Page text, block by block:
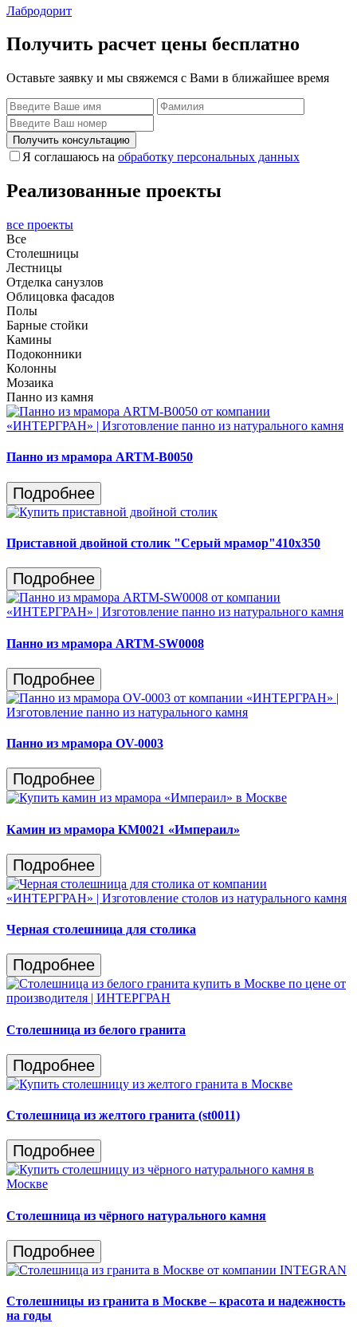
Лабродорит
Получить расчет цены бесплатно
Оставьте заявку и мы свяжемся с Вами в ближайшее время
Получить консультацию
Я соглашаюсь на обработку персональных данных
Реализованные проекты
все проекты
Все
Столешницы
Лестницы
Отделка санузлов
Облицовка фасадов
Полы
Барные стойки
Камины
Подоконники
Колонны
Мозаика
Панно из камня
Панно из мрамора ARTM-B0050
Подробнее
Приставной двойной столик "Серый мрамор"410х350
Подробнее
Панно из мрамора ARTM-SW0008
Подробнее
Панно из мрамора OV-0003
Подробнее
Камин из мрамора KМ0021 «Импераил»
Подробнее
Черная столешница для столика
Подробнее
Столешница из белого гранита
Подробнее
Столешница из желтого гранита (st0011)
Подробнее
Столешница из чёрного натурального камня
Подробнее
Столешницы из гранита в Москве – красота и надежность
на годы